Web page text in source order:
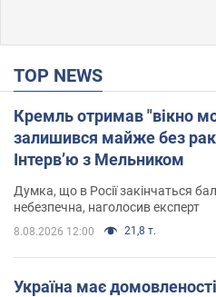
TOP NEWS
Кремль отримав "вікно
залишився майже без
Інтерв’ю з Мельником
Думка, що в Росії закінчаться
небезпечна, наголосив експерт
8.08.2026 12:00 21,8 т.
Україна має